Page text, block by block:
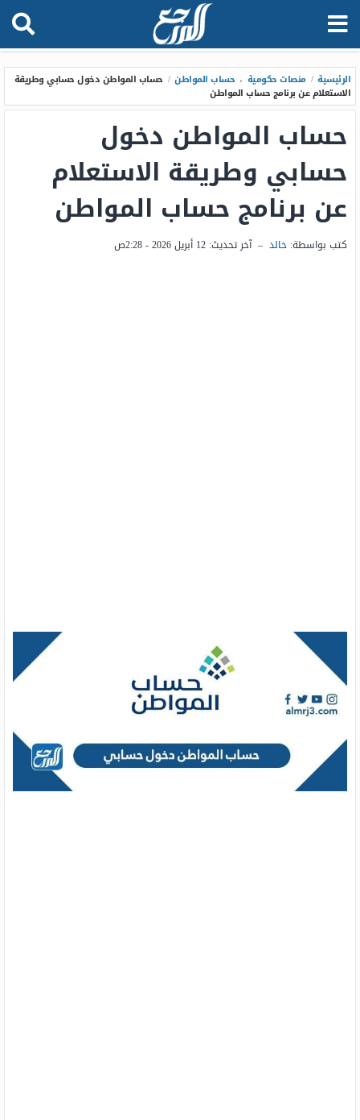
الرئيسية / منصات حكومية ، حساب المواطن / حساب المواطن دخول حسابي وطريقة
الاستعلام عن برنامج حساب المواطن
حساب المواطن دخول
حسابي وطريقة الاستعلام
عن برنامج حساب المواطن
كتب بواسطة: خالد – آخر تحديث: 12 أبريل 2026 - 2:28ص